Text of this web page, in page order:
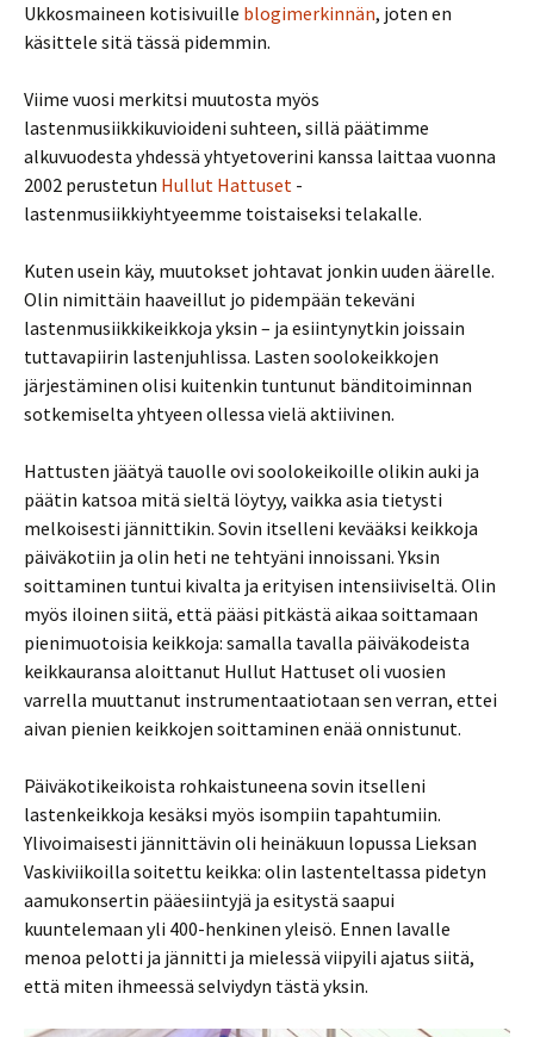
Ukkosmaineen kotisivuille blogimerkinnän, joten en
käsittele sitä tässä pidemmin.
Viime vuosi merkitsi muutosta myös
lastenmusiikkikuvioideni suhteen, sillä päätimme
alkuvuodesta yhdessä yhtyetoverini kanssa laittaa vuonna
2002 perustetun Hullut Hattuset -
lastenmusiikkiyhtyeemme toistaiseksi telakalle.
Kuten usein käy, muutokset johtavat jonkin uuden äärelle.
Olin nimittäin haaveillut jo pidempään tekeväni
lastenmusiikkikeikkoja yksin – ja esiintynytkin joissain
tuttavapiirin lastenjuhlissa. Lasten soolokeikkojen
järjestäminen olisi kuitenkin tuntunut bänditoiminnan
sotkemiselta yhtyeen ollessa vielä aktiivinen.
Hattusten jäätyä tauolle ovi soolokeikoille olikin auki ja
päätin katsoa mitä sieltä löytyy, vaikka asia tietysti
melkoisesti jännittikin. Sovin itselleni kevääksi keikkoja
päiväkotiin ja olin heti ne tehtyäni innoissani. Yksin
soittaminen tuntui kivalta ja erityisen intensiiviseltä. Olin
myös iloinen siitä, että pääsi pitkästä aikaa soittamaan
pienimuotoisia keikkoja: samalla tavalla päiväkodeista
keikkauransa aloittanut Hullut Hattuset oli vuosien
varrella muuttanut instrumentaatiotaan sen verran, ettei
aivan pienien keikkojen soittaminen enää onnistunut.
Päiväkotikeikoista rohkaistuneena sovin itselleni
lastenkeikkoja kesäksi myös isompiin tapahtumiin.
Ylivoimaisesti jännittävin oli heinäkuun lopussa Lieksan
Vaskiviikoilla soitettu keikka: olin lastenteltassa pidetyn
aamukonsertin pääesiintyjä ja esitystä saapui
kuuntelemaan yli 400-henkinen yleisö. Ennen lavalle
menoa pelotti ja jännitti ja mielessä viipyili ajatus siitä,
että miten ihmeessä selviydyn tästä yksin.